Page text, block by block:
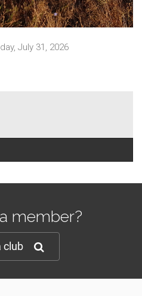
July 31, 2026
member?
club